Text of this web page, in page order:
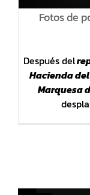
Fotos de
Después del
Hacienda
Marquesa